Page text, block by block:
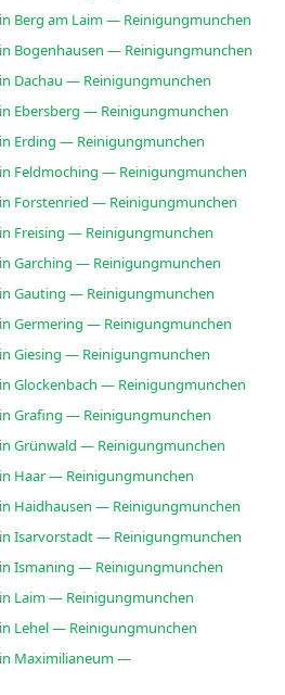
Berg am Laim — Reinigungmunchen
Bogenhausen — Reinigungmunchen
Dachau — Reinigungmunchen
Ebersberg — Reinigungmunchen
Erding — Reinigungmunchen
Feldmoching — Reinigungmunchen
Forstenried — Reinigungmunchen
Freising — Reinigungmunchen
Garching — Reinigungmunchen
Gauting — Reinigungmunchen
Germering — Reinigungmunchen
Giesing — Reinigungmunchen
Glockenbach — Reinigungmunchen
Grafing — Reinigungmunchen
Grünwald — Reinigungmunchen
Haar — Reinigungmunchen
Haidhausen — Reinigungmunchen
Isarvorstadt — Reinigungmunchen
Ismaning — Reinigungmunchen
Laim — Reinigungmunchen
Lehel — Reinigungmunchen
Maximilianeum —